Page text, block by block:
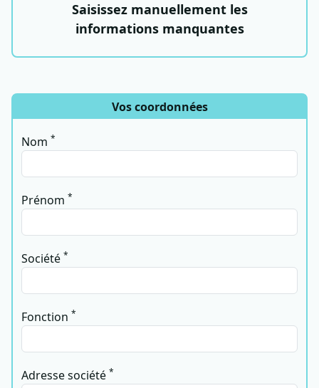
Saisissez manuellement les
informations manquantes
Vos coordonnées
Nom *
Prénom *
Société *
Fonction *
Adresse société *